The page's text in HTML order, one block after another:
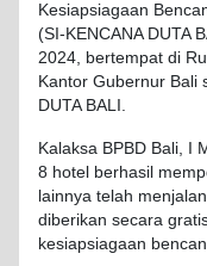
Kesiapsiagaan
(SI-KENCANA DUTA
2024, bertempat di
Kantor Gubernur Bali
DUTA BALI.
Kalaksa BPBD Bali, I
8 hotel berhasil
lainnya telah
diberikan secara
kesiapsiagaan